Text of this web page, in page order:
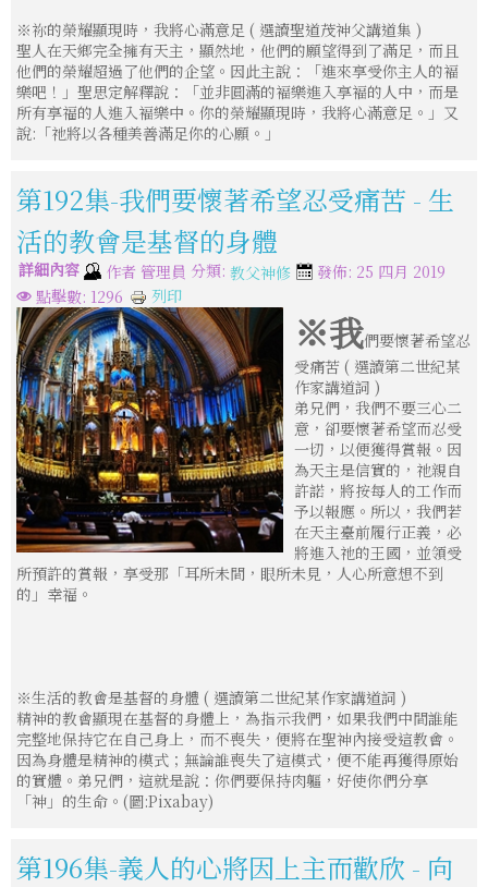
※祢的榮耀顯現時，我將心滿意足 ( 選讀聖道茂神父講道集 )
聖人在天鄉完全擁有天主，顯然地，他們的願望得到了滿足，而且
他們的榮耀超過了他們的企望。因此主說：「進來享受你主人的褔
樂吧！」聖思定解釋說：「並非圓滿的褔樂進入享褔的人中，而是
所有享福的人進入褔樂中。你的榮耀顯現時，我將心滿意足。」又
說:「祂將以各種美善滿足你的心願。」
第192集-我們要懷著希望忍受痛苦 - 生
活的教會是基督的身體
詳細內容 作者 管理員 分類: 教父神修
發佈: 25 四月 2019
點擊數: 1296
列印
※我們要懷著希望忍
受痛苦 ( 選讀第二世紀某
作家講道詞 )
弟兄們，我們不要三心二
意，卻要懷著希望而忍受
一切，以便獲得賞報。因
為天主是信實的，祂親自
許諾，將按每人的工作而
予以報應。所以，我們若
在天主臺前履行正義，必
將進入祂的王國，並領受
所預許的賞報，享受那「耳所未間，眼所未見，人心所意想不到
的」幸福。
※生活的教會是基督的身體 ( 選讀第二世紀某作家講道詞 )
精神的教會顯現在基督的身體上，為指示我們，如果我們中間誰能
完整地保持它在自己身上，而不喪失，便將在聖神內接受這教會。
因為身體是精神的模式；無論誰喪失了這模式，便不能再獲得原始
的實體。弟兄們，這就是說：你們要保持肉軀，好使你們分享
「神」的生命。(圖:Pixabay)
第196集-義人的心將因上主而歡欣 - 向